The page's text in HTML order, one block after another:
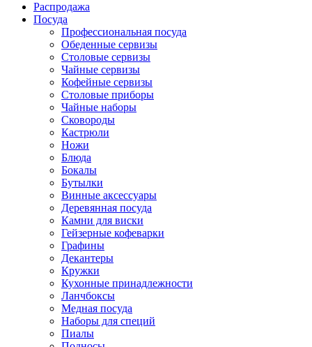
Распродажа
Посуда
Профессиональная посуда
Обеденные сервизы
Столовые сервизы
Чайные сервизы
Кофейные сервизы
Столовые приборы
Чайные наборы
Сковороды
Кастрюли
Ножи
Блюда
Бокалы
Бутылки
Винные аксессуары
Деревянная посуда
Камни для виски
Гейзерные кофеварки
Графины
Декантеры
Кружки
Кухонные принадлежности
Ланчбоксы
Медная посуда
Наборы для специй
Пиалы